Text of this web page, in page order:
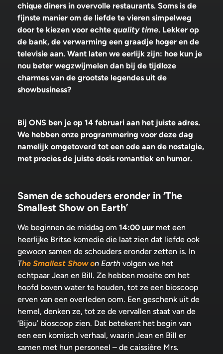
chique diners in overvolle restaurants. Soms is de
fijnste manier om de liefde te vieren simpelweg
door te kiezen voor echte quality time. Lekker op
de bank, de verwarming een graadje hoger en de
televisie aan. Want laten we eerlijk zijn: hoe kun je
nou beter wegzwijmelen dan bij de tijdloze
charmes van de grootste legendes uit de
showbusiness?
Bij ONS ben je op 14 februari aan het juiste adres.
We hebben onze programmering voor deze dag
namelijk omgetoverd tot een ode aan de nostalgie,
met precies de juiste dosis romantiek en humor.
Samen de schouders eronder in ‘The
Smallest Show on Earth’
We beginnen de middag om 14:00 uur met een
heerlijke Britse komedie die laat zien dat liefde ook
gewoon samen de schouders eronder zetten is. In
The Smallest Show on Earth volgen we het
echtpaar Jean en Bill. Ze hebben moeite om het
hoofd boven water te houden, tot ze een bioscoop
erven van een overleden oom. Een geschenk uit de
hemel, denken ze, tot ze de vervallen staat van de
‘Bijou’ bioscoop zien. Dat betekent het begin van
een een komisch verhaal, waarin Jean en Bill er
samen met hun personeel – de caissière Mrs.